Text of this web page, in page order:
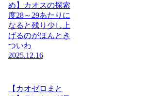
め】カオスの探索
度28～29あたりに
なると残り少し上
げるのがほんとき
ついわ
2025.12.16
【カオゼロまと